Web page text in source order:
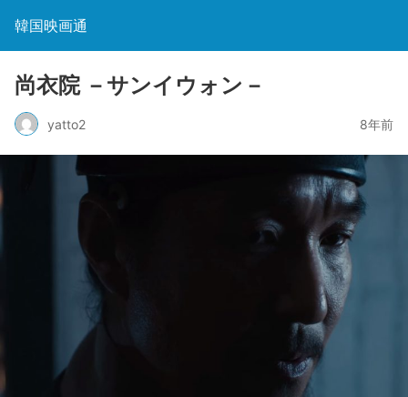
韓国映画通
尚衣院 －サンイウォン－
yatto2 8年前